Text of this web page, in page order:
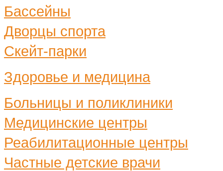
Бассейны
Дворцы спорта
Скейт-парки
Здоровье и медицина
Больницы и поликлиники
Медицинские центры
Реабилитационные центры
Частные детские врачи